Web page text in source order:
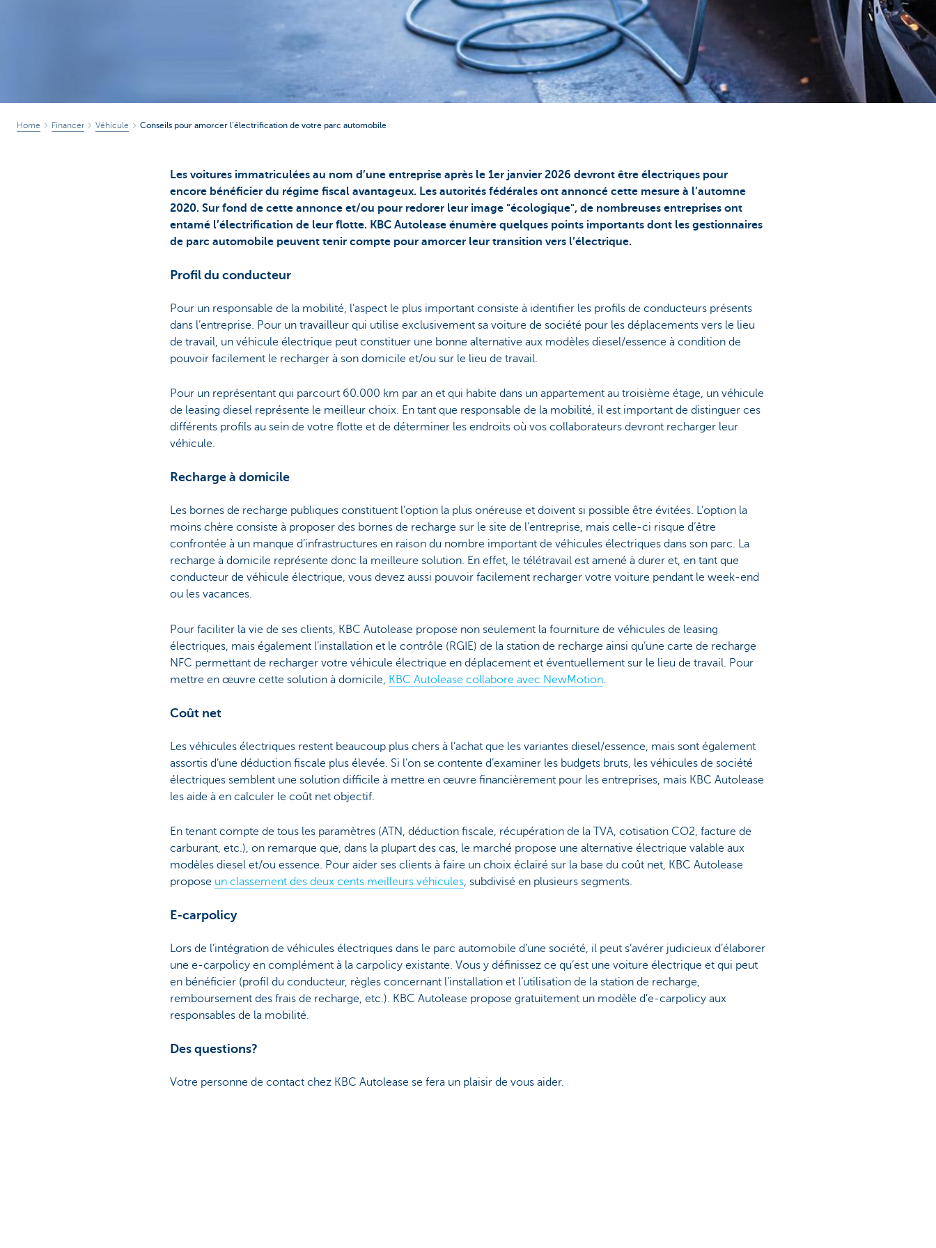
Home Financer Véhicule Conseils pour amorcer l’électrification de votre parc automobile
Les voitures immatriculées au nom d’une entreprise après le 1er janvier 2026 devront être électriques pour
encore bénéficier du régime fiscal avantageux. Les autorités fédérales ont annoncé cette mesure à l’automne
2020. Sur fond de cette annonce et/ou pour redorer leur image "écologique", de nombreuses entreprises ont
entamé l’électrification de leur flotte. KBC Autolease énumère quelques points importants dont les gestionnaires
de parc automobile peuvent tenir compte pour amorcer leur transition vers l’électrique.
Profil du conducteur
Pour un responsable de la mobilité, l’aspect le plus important consiste à identifier les profils de conducteurs présents
dans l’entreprise. Pour un travailleur qui utilise exclusivement sa voiture de société pour les déplacements vers le lieu
de travail, un véhicule électrique peut constituer une bonne alternative aux modèles diesel/essence à condition de
pouvoir facilement le recharger à son domicile et/ou sur le lieu de travail.
Pour un représentant qui parcourt 60.000 km par an et qui habite dans un appartement au troisième étage, un véhicule
de leasing diesel représente le meilleur choix. En tant que responsable de la mobilité, il est important de distinguer ces
différents profils au sein de votre flotte et de déterminer les endroits où vos collaborateurs devront recharger leur
véhicule.
Recharge à domicile
Les bornes de recharge publiques constituent l’option la plus onéreuse et doivent si possible être évitées. L’option la
moins chère consiste à proposer des bornes de recharge sur le site de l’entreprise, mais celle-ci risque d’être
confrontée à un manque d’infrastructures en raison du nombre important de véhicules électriques dans son parc. La
recharge à domicile représente donc la meilleure solution. En effet, le télétravail est amené à durer et, en tant que
conducteur de véhicule électrique, vous devez aussi pouvoir facilement recharger votre voiture pendant le week-end
ou les vacances.
Pour faciliter la vie de ses clients, KBC Autolease propose non seulement la fourniture de véhicules de leasing
électriques, mais également l’installation et le contrôle (RGIE) de la station de recharge ainsi qu’une carte de recharge
NFC permettant de recharger votre véhicule électrique en déplacement et éventuellement sur le lieu de travail. Pour
mettre en œuvre cette solution à domicile, KBC Autolease collabore avec NewMotion.
Coût net
Les véhicules électriques restent beaucoup plus chers à l’achat que les variantes diesel/essence, mais sont également
assortis d’une déduction fiscale plus élevée. Si l’on se contente d’examiner les budgets bruts, les véhicules de société
électriques semblent une solution difficile à mettre en œuvre financièrement pour les entreprises, mais KBC Autolease
les aide à en calculer le coût net objectif.
En tenant compte de tous les paramètres (ATN, déduction fiscale, récupération de la TVA, cotisation CO2, facture de
carburant, etc.), on remarque que, dans la plupart des cas, le marché propose une alternative électrique valable aux
modèles diesel et/ou essence. Pour aider ses clients à faire un choix éclairé sur la base du coût net, KBC Autolease
propose un classement des deux cents meilleurs véhicules, subdivisé en plusieurs segments.
E-carpolicy
Lors de l’intégration de véhicules électriques dans le parc automobile d’une société, il peut s’avérer judicieux d’élaborer
une e-carpolicy en complément à la carpolicy existante. Vous y définissez ce qu’est une voiture électrique et qui peut
en bénéficier (profil du conducteur, règles concernant l’installation et l’utilisation de la station de recharge,
remboursement des frais de recharge, etc.). KBC Autolease propose gratuitement un modèle d’e-carpolicy aux
responsables de la mobilité.
Des questions?
Votre personne de contact chez KBC Autolease se fera un plaisir de vous aider.